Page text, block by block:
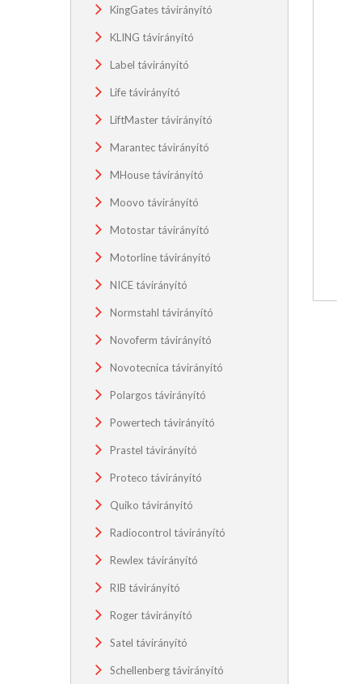
KingGates távirányító
KLING távirányító
Label távirányító
Life távirányító
LiftMaster távirányító
Marantec távirányító
MHouse távirányító
Moovo távirányító
Motostar távirányító
Motorline távirányító
NICE távirányító
Normstahl távirányító
Novoferm távirányító
Novotecnica távirányító
Polargos távirányító
Powertech távirányító
Prastel távirányító
Proteco távirányító
Quiko távirányító
Radiocontrol távirányító
Rewlex távirányító
RIB távirányító
Roger távirányító
Satel távirányító
Schellenberg távirányító